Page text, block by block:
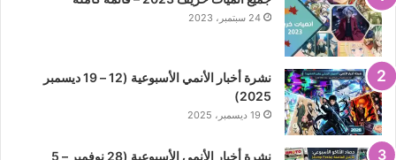
24 سبتمبر، 2023
نشرة أخبار الأنمي الأسبوعية (12 – 19 ديسمبر
2025)
19 ديسمبر، 2025
نشرة أخبار الأنمي الأسبوعية (28 نوفمبر – 5